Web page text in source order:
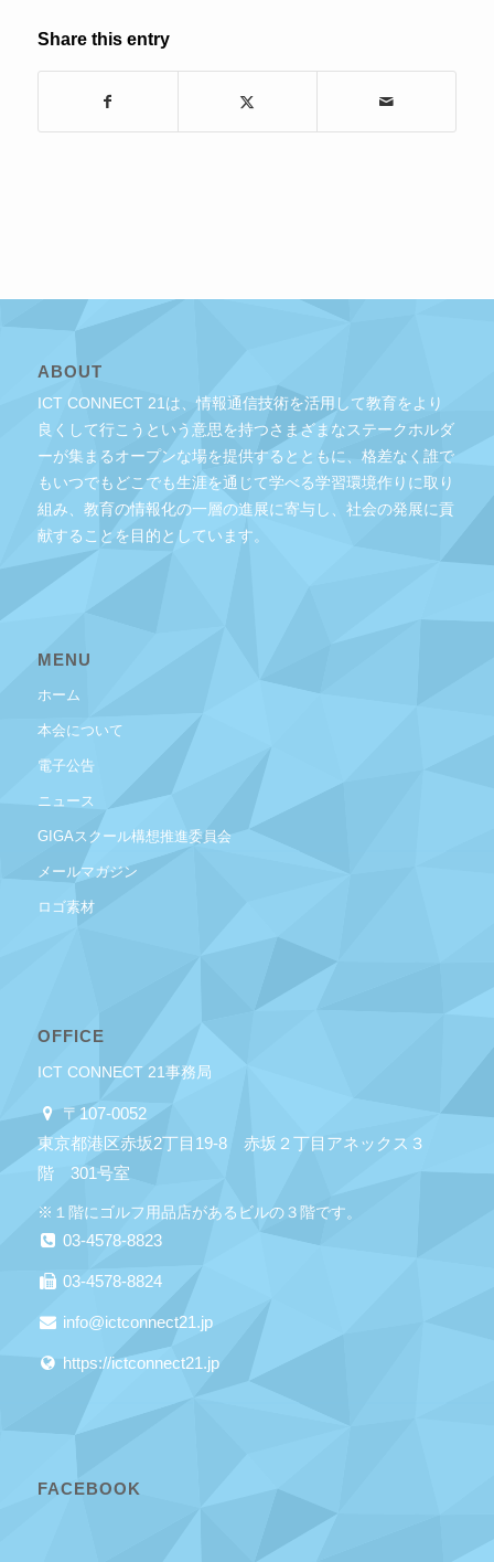
Share this entry
ABOUT
ICT CONNECT 21は、情報通信技術を活用して教育をより
良くして行こうという意思を持つさまざまなステークホルダ
ーが集まるオープンな場を提供するとともに、格差なく誰で
もいつでもどこでも生涯を通じて学べる学習環境作りに取り
組み、教育の情報化の一層の進展に寄与し、社会の発展に貢
献することを目的としています。
MENU
ホーム
本会について
電子公告
ニュース
GIGAスクール構想推進委員会
メールマガジン
ロゴ素材
OFFICE
ICT CONNECT 21事務局
〒107-0052
東京都港区赤坂2丁目19-8 赤坂２丁目アネックス３
階 301号室
※１階にゴルフ用品店があるビルの３階です。
03-4578-8823
03-4578-8824
info@ictconnect21.jp
https://ictconnect21.jp
FACEBOOK